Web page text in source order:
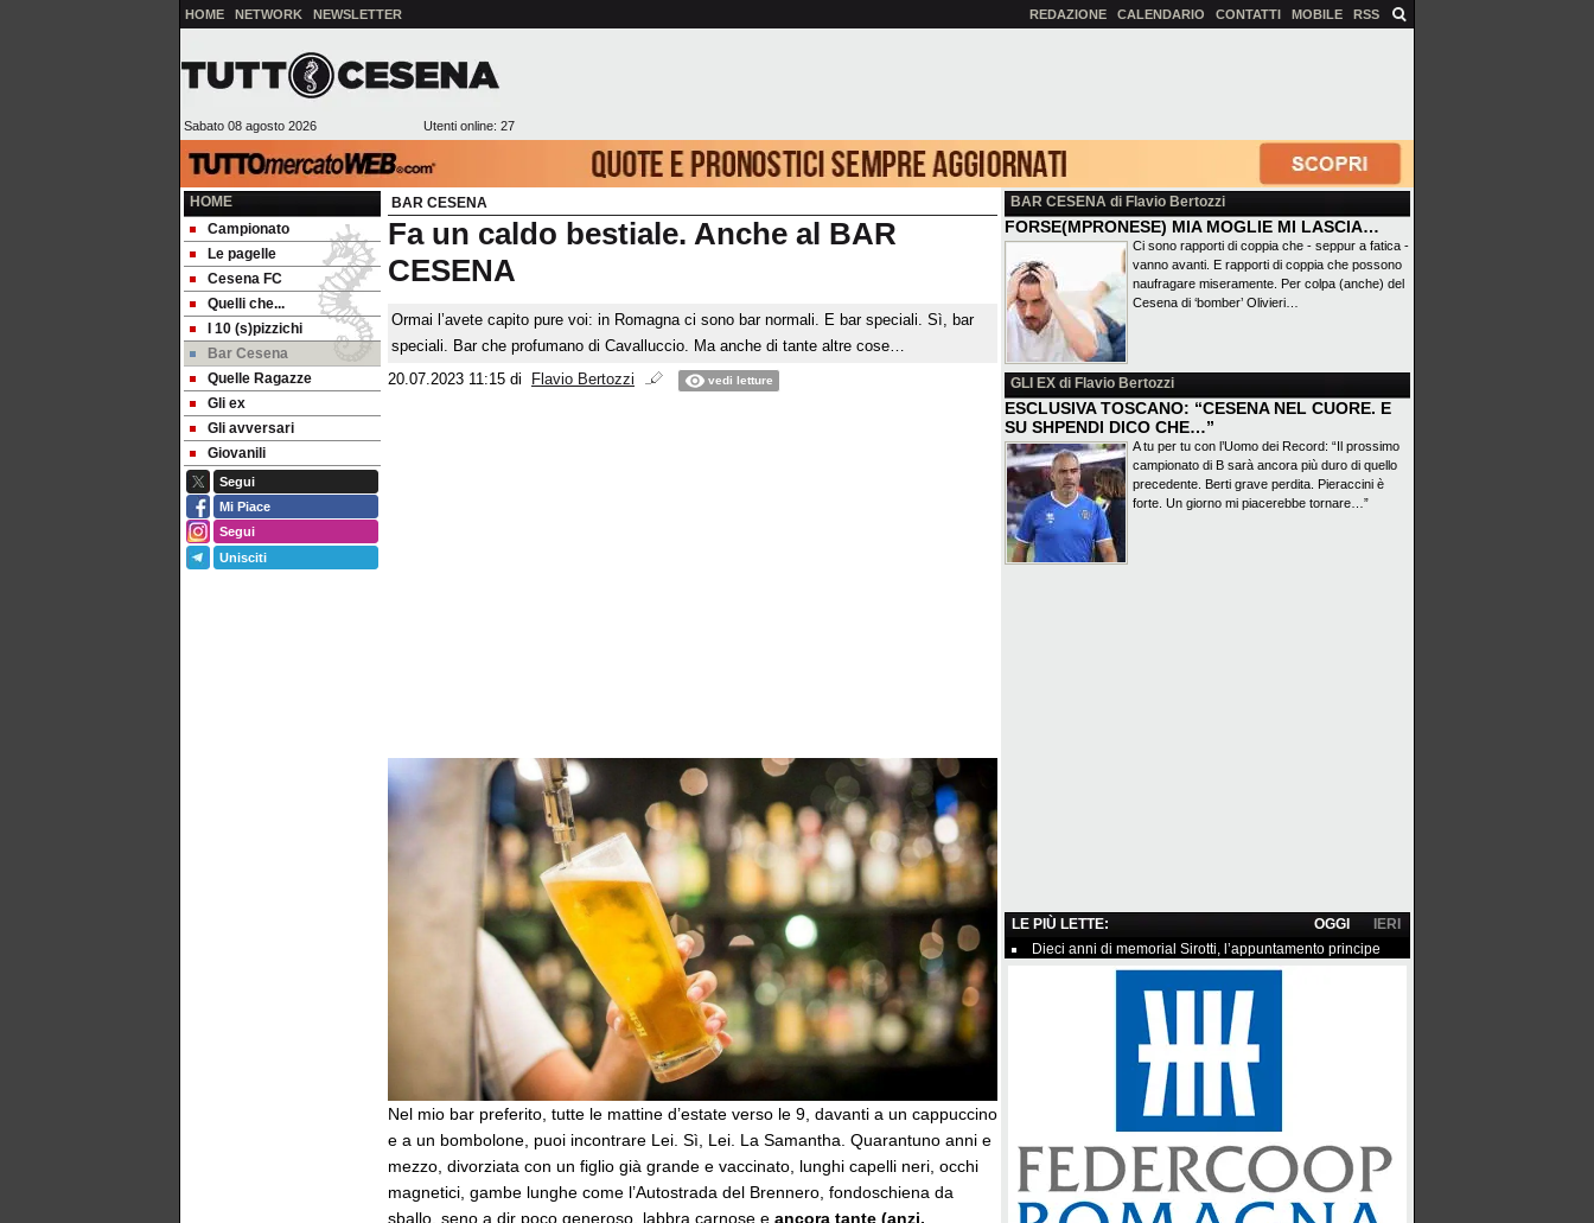
HOME NETWORK NEWSLETTER REDAZIONE CALENDARIO CONTATTI MOBILE RSS
Sabato 08 agosto 2026 Utenti online: 27
HOME
Campionato
Le pagelle
Cesena FC
Quelli che...
I 10 (s)pizzichi
Bar Cesena
Quelle Ragazze
Gli ex
Gli avversari
Giovanili
Segui
Mi Piace
Segui
Unisciti
BAR CESENA
Fa un caldo bestiale. Anche al BAR
CESENA
Ormai l’avete capito pure voi: in Romagna ci sono bar normali. E bar speciali. Sì, bar
speciali. Bar che profumano di Cavalluccio. Ma anche di tante altre cose…
20.07.2023 11:15 di Flavio Bertozzi vedi letture
Nel mio bar preferito, tutte le mattine d’estate verso le 9, davanti a un cappuccino
e a un bombolone, puoi incontrare Lei. Sì, Lei. La Samantha. Quarantuno anni e
mezzo, divorziata con un figlio già grande e vaccinato, lunghi capelli neri, occhi
magnetici, gambe lunghe come l’Autostrada del Brennero, fondoschiena da
sballo, seno a dir poco generoso, labbra carnose e ancora tante (anzi,
BAR CESENA di Flavio Bertozzi
FORSE(MPRONESE) MIA MOGLIE MI LASCIA…
Ci sono rapporti di coppia che - seppur a fatica -
vanno avanti. E rapporti di coppia che possono
naufragare miseramente. Per colpa (anche) del
Cesena di ‘bomber’ Olivieri…
GLI EX di Flavio Bertozzi
ESCLUSIVA TOSCANO: “CESENA NEL CUORE. E
SU SHPENDI DICO CHE…”
A tu per tu con l’Uomo dei Record: “Il prossimo
campionato di B sarà ancora più duro di quello
precedente. Berti grave perdita. Pieraccini è
forte. Un giorno mi piacerebbe tornare…”
LE PIÙ LETTE: IERI
OGGI
Dieci anni di memorial Sirotti, l’appuntamento principe